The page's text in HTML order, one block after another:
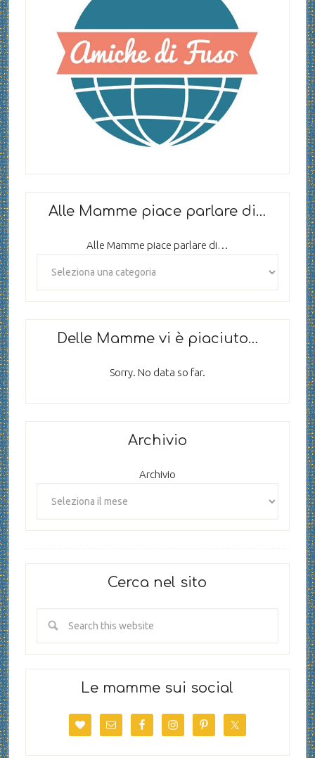
Alle Mamme piace parlare di…
Alle Mamme piace parlare di…
Delle Mamme vi è piaciuto…
Sorry. No data so far.
Archivio
Archivio
Cerca nel sito
Le mamme sui social